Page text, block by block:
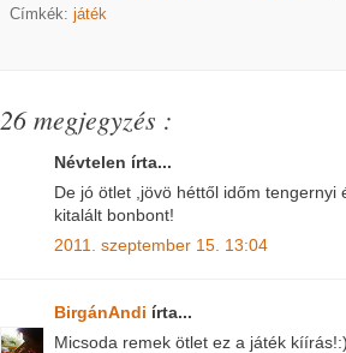
Címkék: játék
26 megjegyzés :
Névtelen írta...
De jó ötlet ,jövö héttől időm tengernyi
kitalált bonbont!
2011. szeptember 15. 13:04
BirgánAndi írta...
Micsoda remek ötlet ez a játék